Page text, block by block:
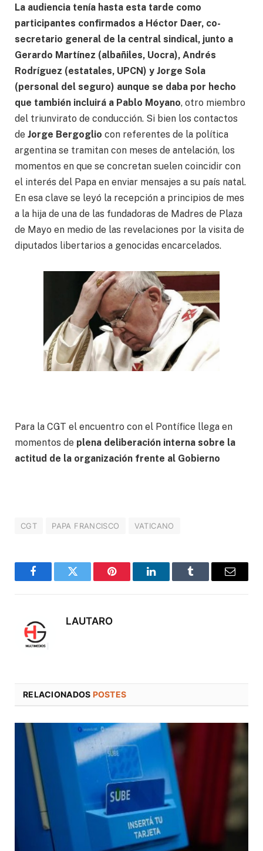
La audiencia tenía hasta esta tarde como
participantes confirmados a Héctor Daer, co-
secretario general de la central sindical, junto a
Gerardo Martínez (albañiles, Uocra), Andrés
Rodríguez (estatales, UPCN) y Jorge Sola
(personal del seguro) aunque se daba por hecho
que también incluirá a Pablo Moyano, otro miembro
del triunvirato de conducción. Si bien los contactos
de Jorge Bergoglio con referentes de la política
argentina se tramitan con meses de antelación, los
momentos en que se concretan suelen coincidir con
el interés del Papa en enviar mensajes a su país natal.
En esa clave se leyó la recepción a principios de mes
a la hija de una de las fundadoras de Madres de Plaza
de Mayo en medio de las revelaciones por la visita de
diputados libertarios a genocidas encarcelados.
Para la CGT el encuentro con el Pontífice llega en
momentos de plena deliberación interna sobre la
actitud de la organización frente al Gobierno
CGT PAPA FRANCISCO VATICANO
FacebookTwitter Pinterest LinkedInTumblr
Correo
LAUTARO
RELACIONADOS POSTES